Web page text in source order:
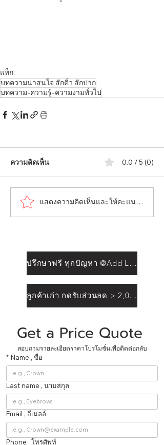
แท็ก:
บทความน่าสนใจ สักคิ้ว สักปาก
บทความ-ความรู้-ความงามทั่วไป
ความคิดเห็น 0.0 / 5 (0)
แสดงความคิดเห็นและให้คะแนน...
ปรึกษาฟรี ทุกปัญหา @Add Line
ลูกค้าเก่า กดรับส่วนลด > 2,000฿
สอบถามรายละเอียดราคาโปรโมชั่นเพื่อติดต่อกลับ
* Name , ชื่อ
Last name , นามสกุล
Email , อีเมลล์
Phone , โทรศัพท์